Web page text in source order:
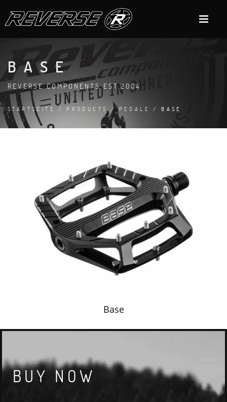
BASE
REVERSE COMPONENTS EST.2004
STARTSEITE / PRODUCTS/PEDALE / BASE
Base
BUY NOW